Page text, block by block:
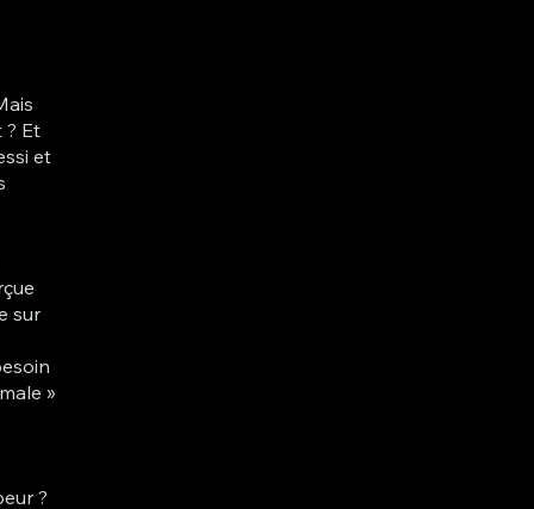
? Et
et
sur
»
?